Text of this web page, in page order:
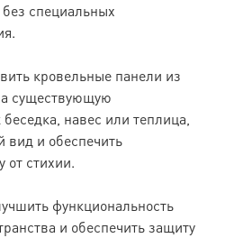
специальных
кровельные панели из
существующую
навес или теплица,
вид и обеспечить
от стихии.
функциональность
и обеспечить защиту